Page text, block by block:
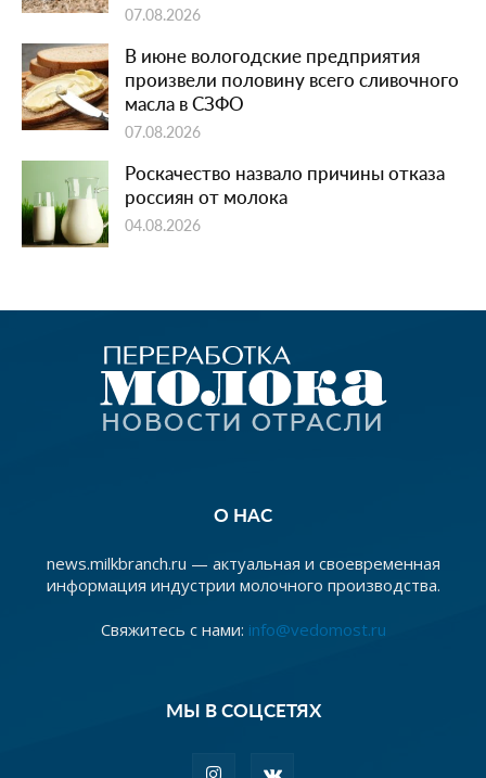
07.08.2026
В июне вологодские предприятия
произвели половину всего сливочного
масла в СЗФО
07.08.2026
Роскачество назвало причины отказа
россиян от молока
04.08.2026
О НАС
news.milkbranch.ru — актуальная и своевременная
информация индустрии молочного производства.
Свяжитесь с нами: info@vedomost.ru
МЫ В СОЦСЕТЯХ